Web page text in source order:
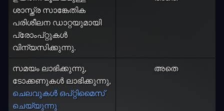
ശാസ്ത്ര സാങ്കേതിക
പരിശീലന ഡാറ്റയുമായി
പ്രോംപ്റ്റുകൾ
വിന്യസിക്കുന്നു.
സമയം ലാഭിക്കുന്നു,
ടോക്കണുകൾ ലാഭിക്കുന്നു,
ചെലവുകൾ ഒപ്റ്റിമൈസ്
ചെയ്യുന്നു
അതെ